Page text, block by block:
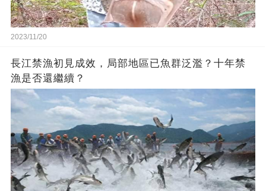
2023/11/20
長江禁漁初見成效，局部地區已魚群泛濫？十年禁
漁是否還繼續？